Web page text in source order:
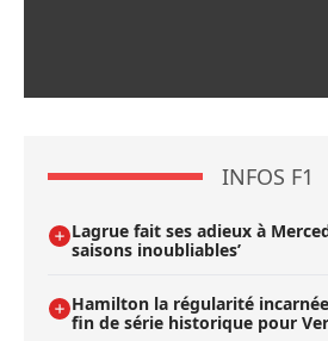
INFOS F1
Lagrue fait ses adieux à
saisons inoubliables’
Hamilton la régularité
fin de série historique pour